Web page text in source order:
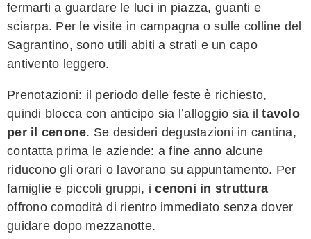
fermarti a guardare le luci in piazza, guanti e
sciarpa. Per le visite in campagna o sulle colline del
Sagrantino, sono utili abiti a strati e un capo
antivento leggero.
Prenotazioni: il periodo delle feste è richiesto,
quindi blocca con anticipo sia l’alloggio sia iltavolo
per il cenone. Se desideri degustazioni in cantina,
contatta prima le aziende: a fine anno alcune
riducono gli orari o lavorano su appuntamento. Per
famiglie e piccoli gruppi, icenoni in struttura
offrono comodità di rientro immediato senza dover
guidare dopo mezzanotte.